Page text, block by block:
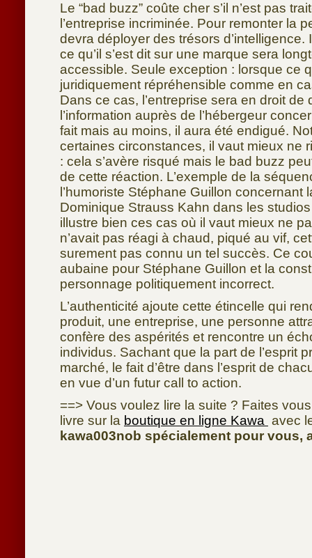
Le “bad buzz” coûte cher s’il n’est pas
l’entreprise incriminée. Pour remonter la
devra déployer des trésors d’intelligence.
ce qu’il s’est dit sur une marque sera
accessible. Seule exception : lorsque ce
juridiquement répréhensible comme en
Dans ce cas, l’entreprise sera en droit de
l’information auprès de l’hébergeur
fait mais au moins, il aura été endigué.
certaines circonstances, il vaut mieux ne
: cela s’avère risqué mais le bad buzz
de cette réaction. L’exemple de la
l’humoriste Stéphane Guillon concernant
Dominique Strauss Kahn dans les
illustre bien ces cas où il vaut mieux ne
n’avait pas réagi à chaud, piqué au vif,
surement pas connu un tel succès. Ce
aubaine pour Stéphane Guillon et la
personnage politiquement incorrect.
L’authenticité ajoute cette étincelle qui
produit, une entreprise, une personne
confère des aspérités et rencontre un
individus. Sachant que la part de l’esprit
marché, le fait d’être dans l’esprit de
en vue d’un futur call to action.
==> Vous voulez lire la suite ? Faites
livre sur la boutique en ligne Kawa avec
kawa003nob spécialement pour vous,